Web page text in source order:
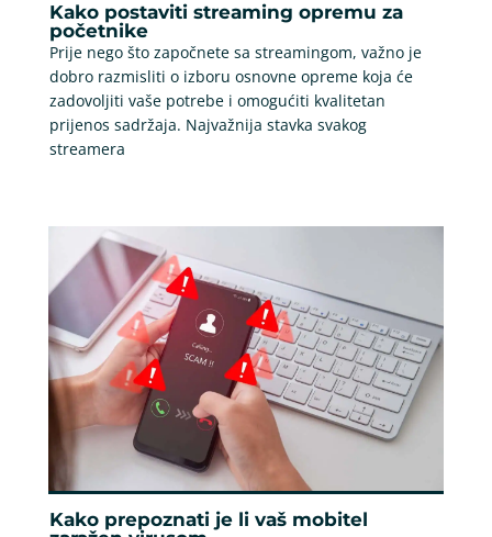
Kako postaviti streaming opremu za
početnike
Prije nego što započnete sa streamingom, važno je
dobro razmisliti o izboru osnovne opreme koja će
zadovoljiti vaše potrebe i omogućiti kvalitetan
prijenos sadržaja. Najvažnija stavka svakog
streamera
Kako prepoznati je li vaš mobitel